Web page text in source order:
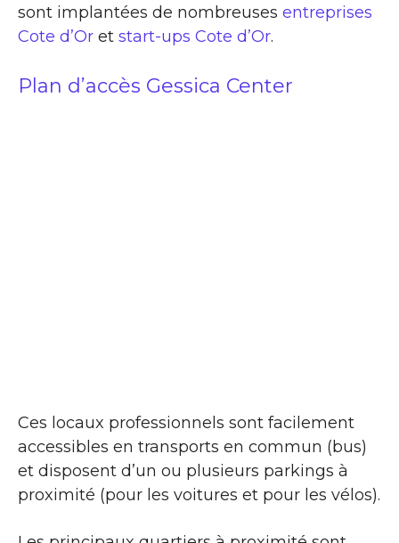
sont implantées de nombreuses entreprises
Cote d’Or et start-ups Cote d’Or.
Plan d’accès Gessica Center
Ces locaux professionnels sont facilement
accessibles en transports en commun (bus)
et disposent d’un ou plusieurs parkings à
proximité (pour les voitures et pour les vélos).